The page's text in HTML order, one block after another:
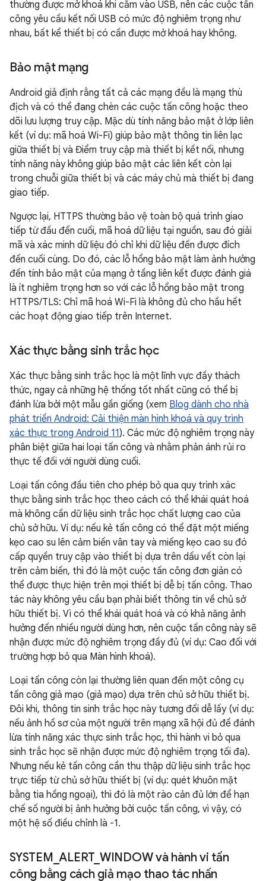
thường được mở khoá khi cắm vào USB, nên các cuộc tấn
công yêu cầu kết nối USB có mức độ nghiêm trọng như
nhau, bất kể thiết bị có cần được mở khoá hay không.
Bảo mật mạng
Android giả định rằng tất cả các mạng đều là mạng thù
địch và có thể đang chèn các cuộc tấn công hoặc theo
dõi lưu lượng truy cập. Mặc dù tính năng bảo mật ở lớp liên
kết (ví dụ: mã hoá Wi-Fi) giúp bảo mật thông tin liên lạc
giữa thiết bị và Điểm truy cập mà thiết bị kết nối, nhưng
tính năng này không giúp bảo mật các liên kết còn lại
trong chuỗi giữa thiết bị và các máy chủ mà thiết bị đang
giao tiếp.
Ngược lại, HTTPS thường bảo vệ toàn bộ quá trình giao
tiếp từ đầu đến cuối, mã hoá dữ liệu tại nguồn, sau đó giải
mã và xác minh dữ liệu đó chỉ khi dữ liệu đến được đích
đến cuối cùng. Do đó, các lỗ hổng bảo mật làm ảnh hưởng
đến tính bảo mật của mạng ở tầng liên kết được đánh giá
là ít nghiêm trọng hơn so với các lỗ hổng bảo mật trong
HTTPS/TLS: Chỉ mã hoá Wi-Fi là không đủ cho hầu hết
các hoạt động giao tiếp trên Internet.
Xác thực bằng sinh trắc học
Xác thực bằng sinh trắc học là một lĩnh vực đầy thách
thức, ngay cả những hệ thống tốt nhất cũng có thể bị
đánh lừa bởi một mẫu gần giống (xem Blog dành cho nhà
phát triển Android: Cải thiện màn hình khoá và quy trình
xác thực trong Android 11). Các mức độ nghiêm trọng này
phân biệt giữa hai loại tấn công và nhằm phản ánh rủi ro
thực tế đối với người dùng cuối.
Loại tấn công đầu tiên cho phép bỏ qua quy trình xác
thực bằng sinh trắc học theo cách có thể khái quát hoá
mà không cần dữ liệu sinh trắc học chất lượng cao của
chủ sở hữu. Ví dụ: nếu kẻ tấn công có thể đặt một miếng
kẹo cao su lên cảm biến vân tay và miếng kẹo cao su đó
cấp quyền truy cập vào thiết bị dựa trên dấu vết còn lại
trên cảm biến, thì đó là một cuộc tấn công đơn giản có
thể được thực hiện trên mọi thiết bị dễ bị tấn công. Thao
tác này không yêu cầu bạn phải biết thông tin về chủ sở
hữu thiết bị. Vì có thể khái quát hoá và có khả năng ảnh
hưởng đến nhiều người dùng hơn, nên cuộc tấn công này sẽ
nhận được mức độ nghiêm trọng đầy đủ (ví dụ: Cao đối với
trường hợp bỏ qua Màn hình khoá).
Loại tấn công còn lại thường liên quan đến một công cụ
tấn công giả mạo (giả mạo) dựa trên chủ sở hữu thiết bị.
Đôi khi, thông tin sinh trắc học này tương đối dễ lấy (ví dụ:
nếu ảnh hồ sơ của một người trên mạng xã hội đủ để đánh
lừa tính năng xác thực sinh trắc học, thì hành vi bỏ qua
sinh trắc học sẽ nhận được mức độ nghiêm trọng tối đa).
Nhưng nếu kẻ tấn công cần thu thập dữ liệu sinh trắc học
trực tiếp từ chủ sở hữu thiết bị (ví dụ: quét khuôn mặt
bằng tia hồng ngoại), thì đó là một rào cản đủ lớn để hạn
chế số người bị ảnh hưởng bởi cuộc tấn công, vì vậy, có
một hệ số điều chỉnh là -1.
SYSTEM _ALERT_ WINDOW và hành vi tấn
công bằng cách giả mạo thao tác nhấn